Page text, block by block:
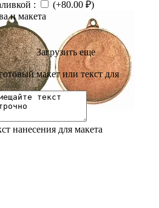
: (+80.00 ₽)
и макета
Загрузить еще
макет или текст для
нанесения для макета